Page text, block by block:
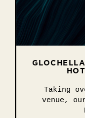
Taking
venue,
JUNGLE
PARTY
Looking for
Eve party
POP!
Stuck in
Escape